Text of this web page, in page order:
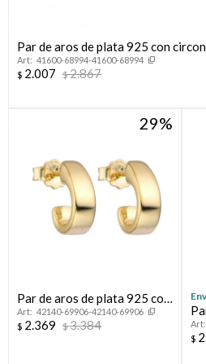
Par de aros de plata 925 con
41600-68994-41600-68994
$ 2.007 $2.867
29
Par de aros de plata 925 con
bsño de oro amarillo.
42140-69906-42140-69906
$ 2.369 $3.384
$